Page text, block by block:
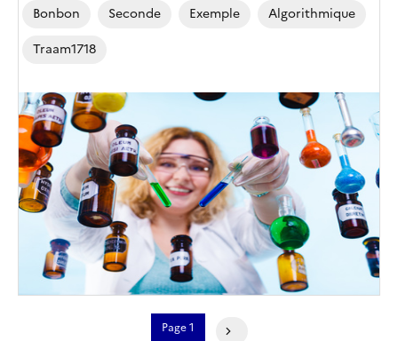
Bonbon Seconde Exemple
Algorithmique
Traam1718
Pagination
Page 1